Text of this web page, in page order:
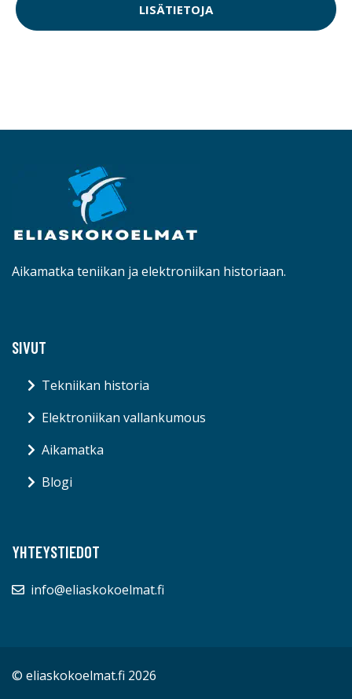
LISÄTIETOJA
Aikamatka teniikan ja elektroniikan historiaan.
SIVUT
Tekniikan historia
Elektroniikan vallankumous
Aikamatka
Blogi
YHTEYSTIEDOT
info@eliaskokoelmat.fi
© eliaskokoelmat.fi 2026